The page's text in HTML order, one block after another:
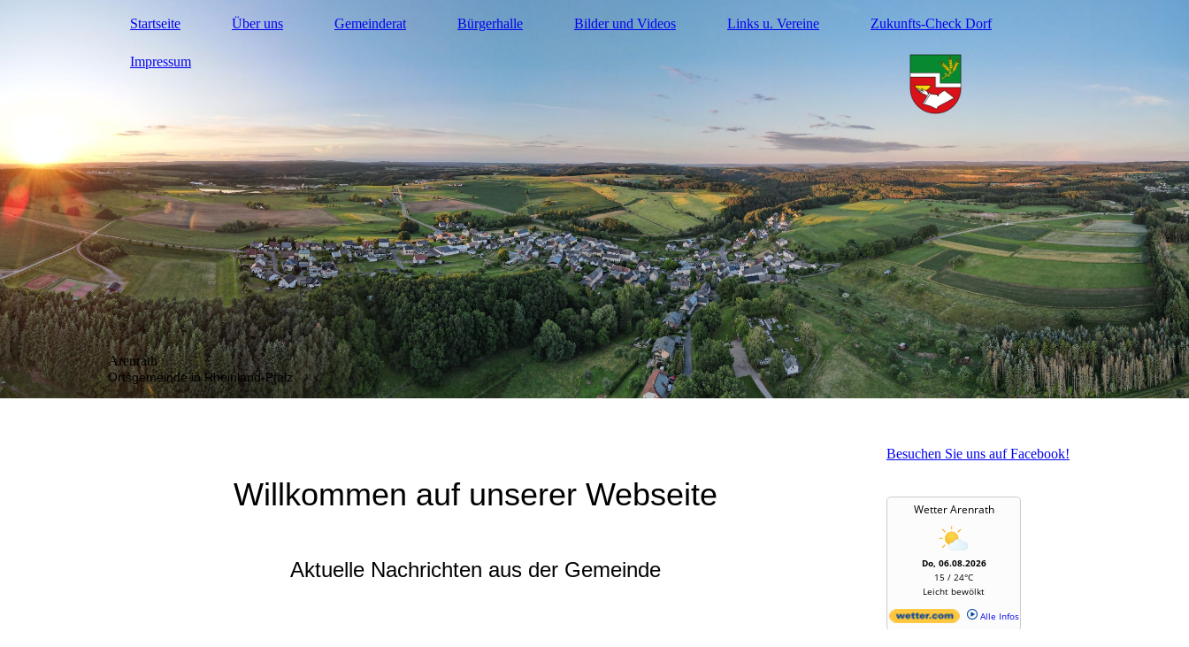
Startseite Über uns Gemeinderat Bürgerhalle Bilder und Videos Links u. Vereine Zukunfts-Check Dorf
Impressum
Arenrath
Ortsgemeinde in Rheinland-Pfalz
Willkommen auf unserer Webseite
Aktuelle Nachrichten aus der Gemeinde
Besuchen Sie uns auf Facebook!